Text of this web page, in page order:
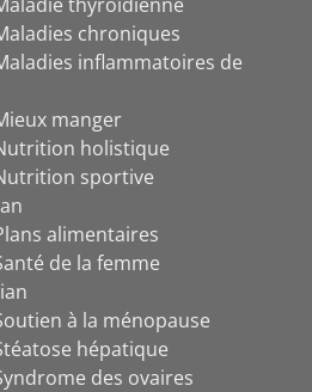
chroniques
inflammatoires de
manger
holistique
sportive
alimentaires
de la femme
à la ménopause
hépatique
des ovaires